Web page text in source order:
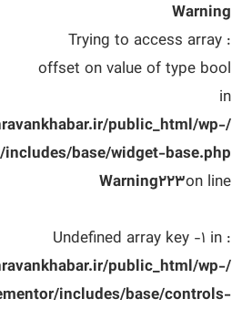
Warning
: Trying to access array
offset on value of type bool
in
public_html/wp-
base/widget-base.php
on line
223
Warning
: Undefined array key -1 in
public_html/wp-
includes/base/controls-